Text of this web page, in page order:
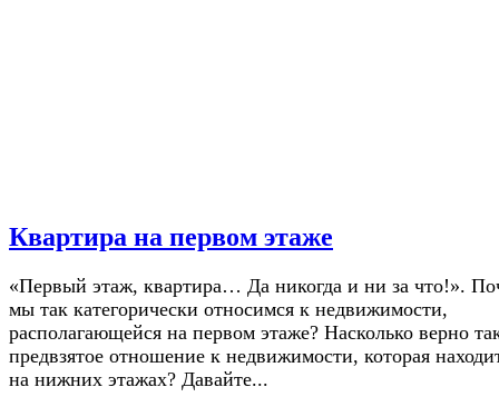
Квартира на первом этаже
«Первый этаж, квартира… Да никогда и ни за что!».
мы так категорически относимся к недвижимости,
располагающейся на первом этаже? Насколько верно
предвзятое отношение к недвижимости, которая
на нижних этажах? Давайте...